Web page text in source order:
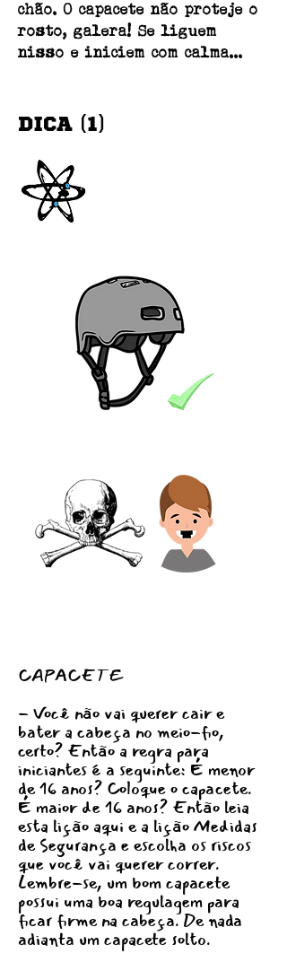
chão. O capacete não proteje o
rosto, galera! Se liguem
nisso e iniciem com calma...
DICA (1)
CAPACETE
- Você não vai querer cair e
bater a cabeça no meio-fio,
certo? Então a regra para
iniciantes é a seguinte: É menor
de 16 anos? Coloque o capacete.
É maior de 16 anos? Então leia
esta lição aqui e a lição Medidas
de Segurança e escolha os riscos
que você vai querer correr.
Lembre-se, um bom capacete
possui uma boa regulagem para
ficar firme na cabeça. De nada
adianta um capacete solto.